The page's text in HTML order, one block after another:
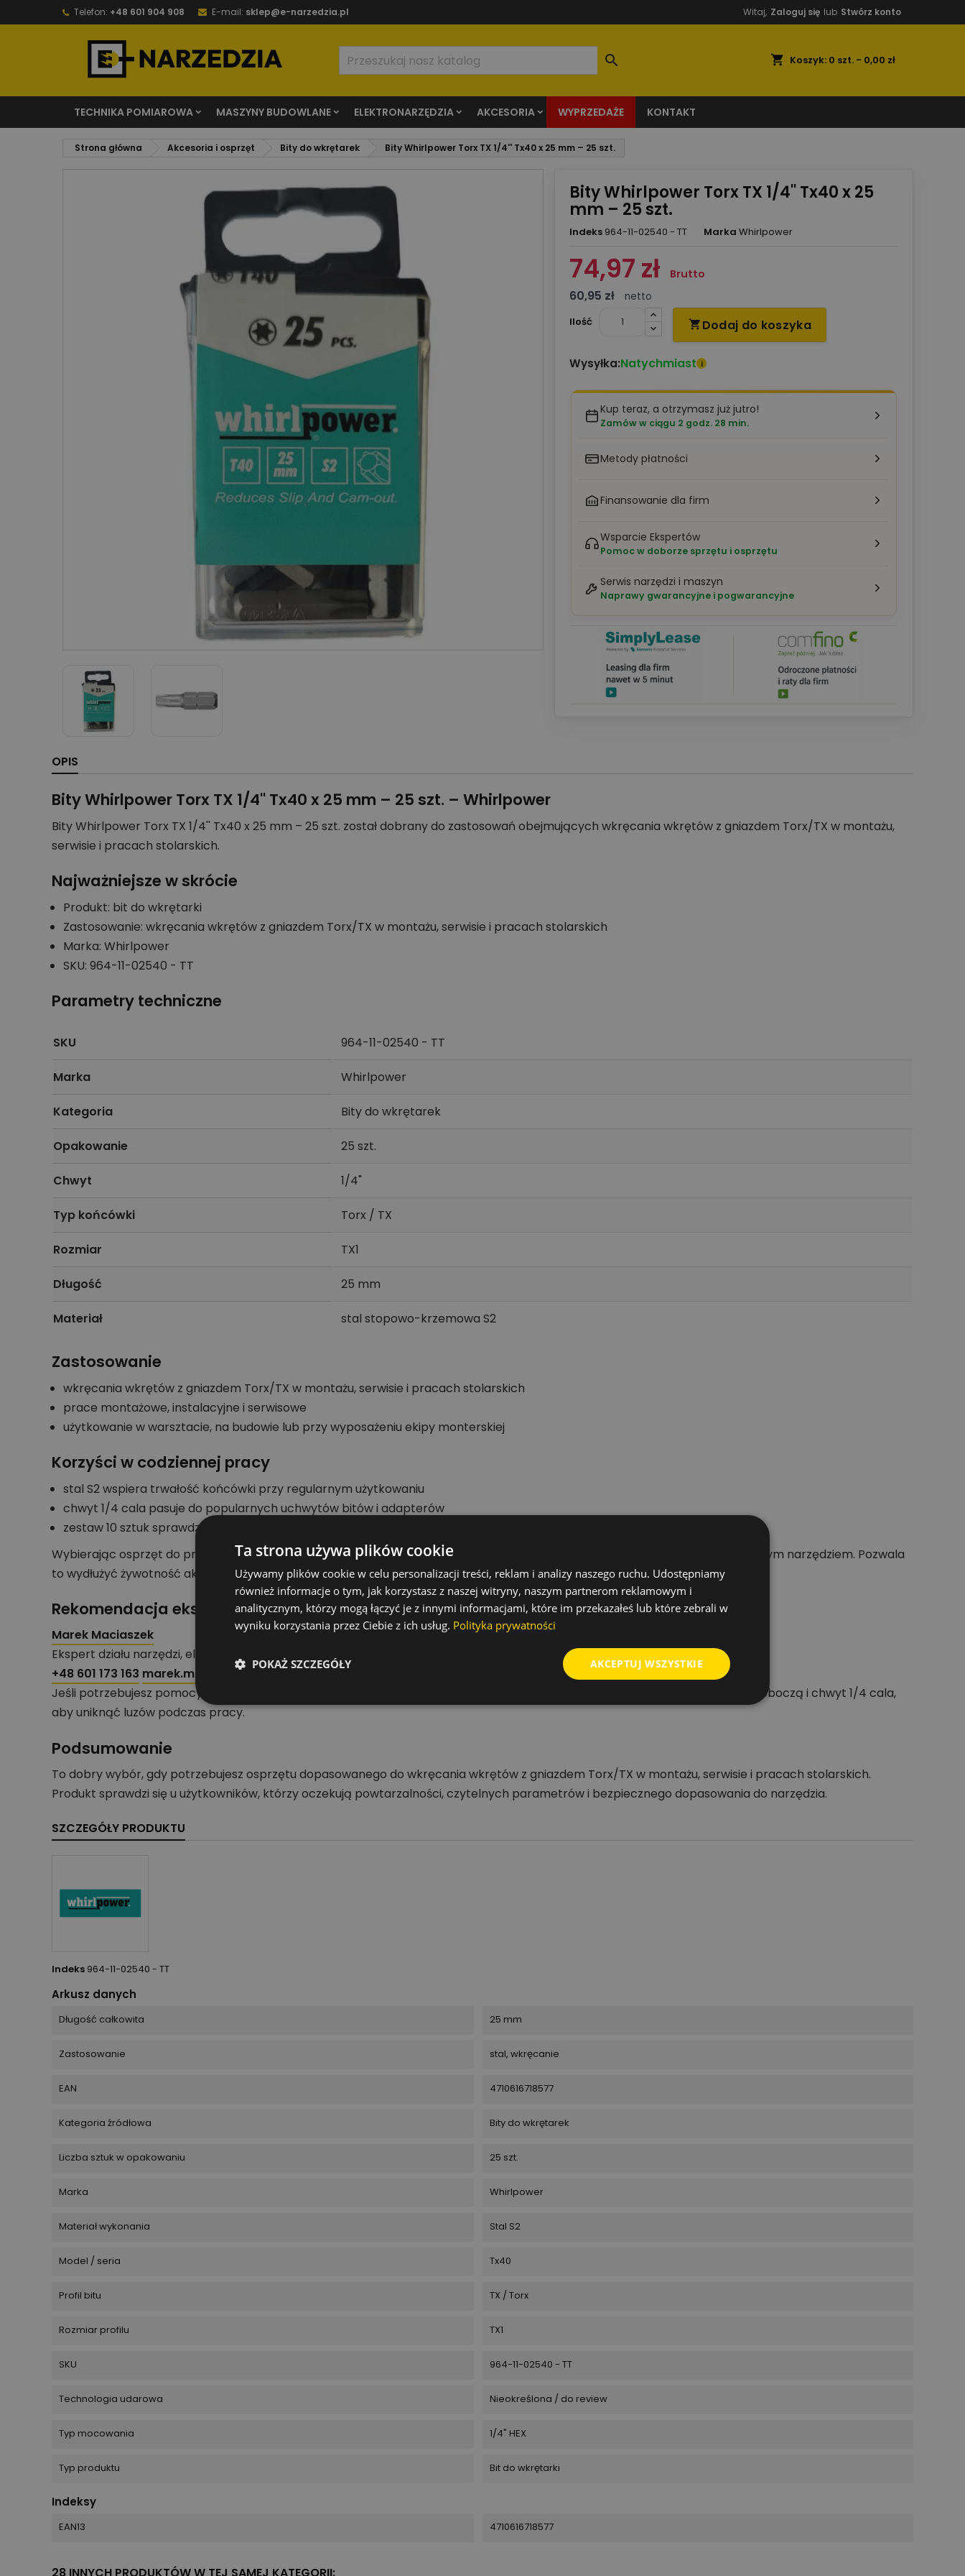
Telefon: +48 601 904 908 E-mail: sklep@e-narzedzia.pl Witaj, Zaloguj się lub Stwórz konto
shopping_cart Koszyk: 0 szt. - 0,00 zł

TECHNIKA POMIAROWA MASZYNY BUDOWLANE ELEKTRONARZĘDZIA AKCESORIA WYPRZEDAŻE KONTAKT
Strona główna Akcesoria i osprzęt Bity do wkrętarek Bity Whirlpower Torx TX 1/4'' Tx40 x 25 mm – 25 szt.
Bity Whirlpower Torx TX 1/4'' Tx40 x 25
mm – 25 szt.
Indeks 964-11-02540 - TT Marka Whirlpower
74,97 zł Brutto
60,95 zł
netto
Ilość
 Dodaj do koszyka
Wysyłka:Natychmiast i
Kup teraz, a otrzymasz już jutro!
Zamów w ciągu 2 godz. 28 min.
Metody płatności
Finansowanie dla firm
Wsparcie Ekspertów
Pomoc w doborze sprzętu i osprzętu
Serwis narzędzi i maszyn
Naprawy gwarancyjne i pogwarancyjne
OPIS
Bity Whirlpower Torx TX 1/4'' Tx40 x 25 mm – 25 szt. – Whirlpower
Bity Whirlpower Torx TX 1/4'' Tx40 x 25 mm – 25 szt. został dobrany do zastosowań obejmujących wkręcania wkrętów z gniazdem Torx/TX w montażu,
serwisie i pracach stolarskich.
Najważniejsze w skrócie
Produkt: bit do wkrętarki
Zastosowanie: wkręcania wkrętów z gniazdem Torx/TX w montażu, serwisie i pracach stolarskich
Marka: Whirlpower
SKU: 964-11-02540 - TT
Parametry techniczne
SKU 964-11-02540 - TT
Marka Whirlpower
Kategoria Bity do wkrętarek
Opakowanie 25 szt.
Chwyt 1/4"
Typ końcówki Torx / TX
Rozmiar TX1
Długość 25 mm
Materiał stal stopowo-krzemowa S2
Zastosowanie
wkręcania wkrętów z gniazdem Torx/TX w montażu, serwisie i pracach stolarskich
prace montażowe, instalacyjne i serwisowe
użytkowanie w warsztacie, na budowie lub przy wyposażeniu ekipy monterskiej
Korzyści w codziennej pracy
stal S2 wspiera trwałość końcówki przy regularnym użytkowaniu
chwyt 1/4 cala pasuje do popularnych uchwytów bitów i adapterów
zestaw 10 sztuk sprawdza się w pracy seryjnej i serwisowej
Wybierając osprzęt do pracy seryjnej lub warsztatowej, sprawdź zgodność wymiaru, typu mocowania i przeznaczenia z używanym narzędziem. Pozwala
to wydłużyć żywotność akcesorium i poprawić jakość pracy.
Rekomendacja eksperta działu narzędzi i akcesoriów
Marek Maciaszek
Ekspert działu narzędzi, elektronarzędzi i akcesoriów
+48 601 173 163 marek.maciaszek@profipartner.pl
Jeśli potrzebujesz pomocy przy doborze produktu, chętnie pomogę. Przy wyborze bitu zwróć uwagę na typ gniazda, długość roboczą i chwyt 1/4 cala,
aby uniknąć luzów podczas pracy.
Podsumowanie
To dobry wybór, gdy potrzebujesz osprzętu dopasowanego do wkręcania wkrętów z gniazdem Torx/TX w montażu, serwisie i pracach stolarskich.
Produkt sprawdzi się u użytkowników, którzy oczekują powtarzalności, czytelnych parametrów i bezpiecznego dopasowania do narzędzia.
SZCZEGÓŁY PRODUKTU
Indeks 964-11-02540 - TT
Arkusz danych
Długość całkowita 25 mm
Zastosowanie stal, wkręcanie
EAN 4710616718577
Kategoria źródłowa Bity do wkrętarek
Liczba sztuk w opakowaniu 25 szt.
Marka Whirlpower
Materiał wykonania Stal S2
Model / seria Tx40
Profil bitu TX / Torx
Rozmiar profilu TX1
SKU 964-11-02540 - TT
Technologia udarowa Nieokreślona / do review
Typ mocowania 1/4" HEX
Typ produktu Bit do wkrętarki
Indeksy
EAN13 4710616718577
Ta strona używa plików cookie
Używamy plików cookie w celu personalizacji treści, reklam i analizy naszego ruchu. Udostępniamy
również informacje o tym, jak korzystasz z naszej witryny, naszym partnerom reklamowym i
analitycznym, którzy mogą łączyć je z innymi informacjami, które im przekazałeś lub które zebrali w
wyniku korzystania przez Ciebie z ich usług. Polityka prywatności
AKCEPTUJ WSZYSTKIE
POKAŻ SZCZEGÓŁY